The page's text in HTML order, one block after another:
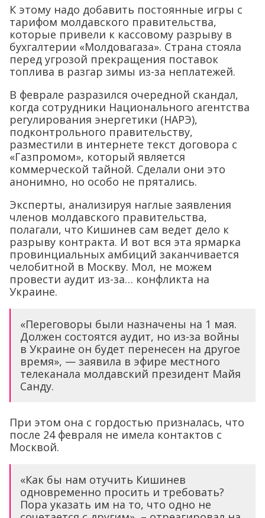
К этому надо добавить постоянные игры с
тарифом молдавского правительства,
которые привели к кассовому разрыву в
бухгалтерии «Молдовагаза». Страна стояла
перед угрозой прекращения поставок
топлива в разгар зимы из-за неплатежей.
В феврале разразился очередной скандал,
когда сотрудники Национального агентства
регулирования энергетики (НАРЭ),
подконтрольного правительству,
разместили в интернете текст договора с
«Газпромом», который является
коммерческой тайной. Сделали они это
анонимно, но особо не прятались.
Эксперты, анализируя наглые заявления
членов молдавского правительства,
полагали, что Кишинев сам ведет дело к
разрыву контракта. И вот вся эта ярмарка
провинциальных амбиций заканчивается
челобитной в Москву. Мол, не можем
провести аудит из-за… конфликта на
Украине.
«Переговоры были назначены на 1 мая.
Должен состоятся аудит, но из-за войны
в Украине он будет перенесен на другое
время», — заявила в эфире местного
телеканала молдавский президент Майя
Санду.
При этом она с гордостью призналась, что
после 24 февраля не имела контактов с
Москвой.
«Как бы нам отучить Кишинев
одновременно просить и требовать?
Пора указать им на то, что одно не